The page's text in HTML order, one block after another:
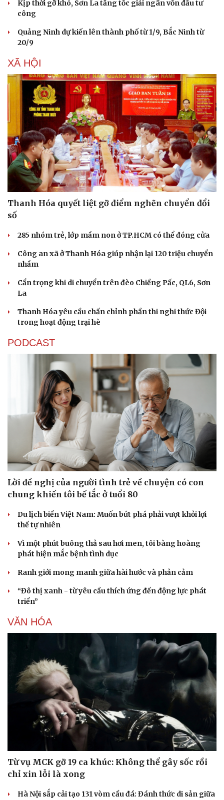
Sân khấu - Điện ảnh
Văn học
Âm nhạc
Giải trí
Nghệ sĩ
Thời trang
Sao Việt
Kịp thời gỡ khó, Sơn La tăng tốc giải ngân vốn đầu tư
công
Quảng Ninh dự kiến lên thành phố từ 1/9, Bắc Ninh từ
20/9
XÃ HỘI
Thanh Hóa quyết liệt gỡ điểm nghẽn chuyển đổi
số
285 nhóm trẻ, lớp mầm non ở TP.HCM có thể đóng cửa
Công an xã ở Thanh Hóa giúp nhận lại 120 triệu chuyển
nhầm
Cẩn trọng khi di chuyển trên đèo Chiềng Pấc, QL6, Sơn
La
Thanh Hóa yêu cầu chấn chỉnh phần thi nghi thức Đội
trong hoạt động trại hè
PODCAST
Lời đề nghị của người tình trẻ về chuyện có con
chung khiến tôi bế tắc ở tuổi 80
Du lịch biển Việt Nam: Muốn bứt phá phải vượt khỏi lợi
thế tự nhiên
Vì một phút buông thả sau hơi men, tôi bàng hoàng
phát hiện mắc bệnh tình dục
Ranh giới mong manh giữa hài hước và phản cảm
“Đô thị xanh - từ yêu cầu thích ứng đến động lực phát
triển”
VĂN HÓA
Từ vụ MCK gỡ 19 ca khúc: Không thể gây sốc rồi
chỉ xin lỗi là xong
Hà Nội sắp cải tạo 131 vòm cầu đá: Đánh thức di sản giữa